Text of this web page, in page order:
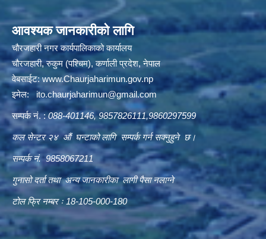
आवश्यक जानकारीको लागि
चौरजहारी नगर कार्यपालिकाको कार्यालय
चौरजहारी, रुकुम (पश्चिम), कर्णाली प्रदेश, नेपाल
वेबसाईट:www.Chaurjaharimun.gov.np
इमेल: ito.chaurjaharimun@gmail.com
सम्पर्क नं. :088-401146, 9857826111,9860297599
कल सेन्टर २४ औं घन्टाको लागि सम्पर्क गर्न सक्नुहुने छ।
सम्पर्क नं. 9858067211
गुनासो दर्ता तथा अन्य जानकारीका लागी पैसा नलाग्ने
टोल फ्रि नम्बर ः 18-105-000-180